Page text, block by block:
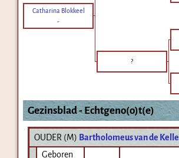
Catharina Blokkeel
-
?
Gezinsblad - Echtgeno(o)t(e)
OUDER (M) Bartholomeus van de Kelle
Geboren